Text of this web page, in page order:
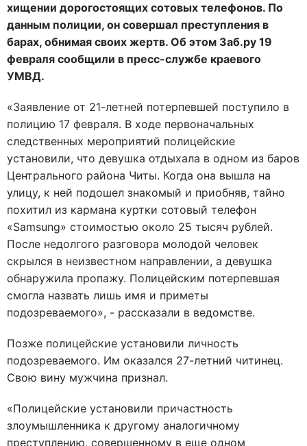
хищении дорогостоящих сотовых телефонов. По
данным полиции, он совершал преступления в
барах, обнимая своих жертв. Об этом Заб.ру 19
февраля сообщили в пресс-службе краевого
УМВД.
«Заявление от 21-летней потерпевшей поступило в
полицию 17 февраля. В ходе первоначальных
следственных мероприятий полицейские
установили, что девушка отдыхала в одном из баров
Центрального района Читы. Когда она вышла на
улицу, к ней подошел знакомый и приобняв, тайно
похитил из кармана куртки сотовый телефон
«Samsung» стоимостью около 25 тысяч рублей.
После недолгого разговора молодой человек
скрылся в неизвестном направлении, а девушка
обнаружила пропажу. Полицейским потерпевшая
смогла назвать лишь имя и приметы
подозреваемого», - рассказали в ведомстве.
Позже полицейские установили личность
подозреваемого. Им оказался 27-летний читинец.
Свою вину мужчина признал.
«Полицейские установили причастность
злоумышленника к другому аналогичному
преступлению, совершенному в еще одном